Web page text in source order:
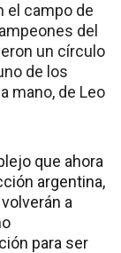
el campo de
del
un círculo
de los
mano, de Leo
que ahora
argentina,
a
para ser